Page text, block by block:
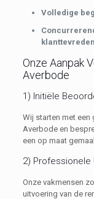
Volledige
Onze Aanpak
Averbode
1) Initiële
Wij starten met een
Averbode en
een op maat
2) Professionele
Onze vakmensen
uitvoering van de